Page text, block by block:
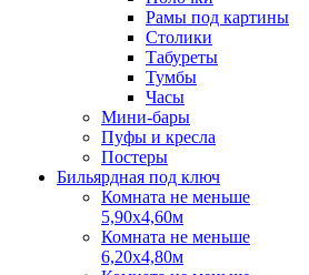
Рамы под картины
Столики
Табуреты
Тумбы
Часы
Мини-бары
Пуфы и кресла
Постеры
Бильярдная под ключ
Комната не меньше
5,90х4,60м
Комната не меньше
6,20х4,80м